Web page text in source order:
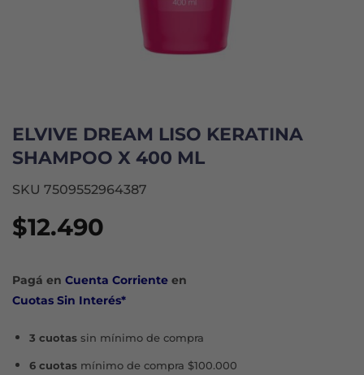
ELVIVE DREAM LISO KERATINA
SHAMPOO X 400 ML
SKU 7509552964387
$12.490
Pagá en Cuenta Corriente en
Cuotas Sin Interés*
3 cuotassin mínimo de compra
6 cuotasmínimo de compra $100.000